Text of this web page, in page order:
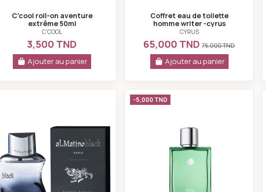
C'cool roll-on aventure
extrême 50ml
C'COOL
3,500 TND
Ajouter au panier
Coffret eau de toilette
homme writer -cyrus
CYRUS
65,000 TND75,000 TND
Ajouter au panier
Al matino black 100 ml for men - paris bleu Geparlys eau de
-5,000 TND